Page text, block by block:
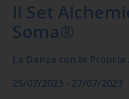
Il Set
Soma®
La Danza con la Propria
25/07/2023 - 27/07/2023